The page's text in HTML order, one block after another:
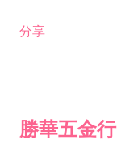
分享
勝華五金行